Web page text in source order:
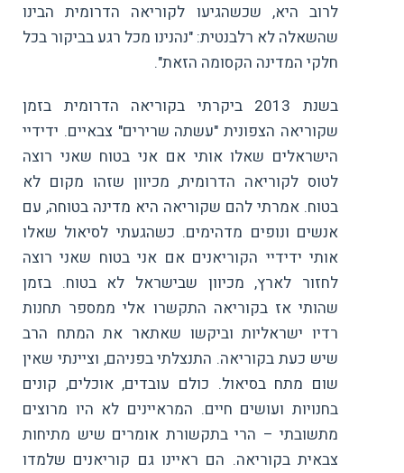
לרוב היא, שכשהגיעו לקוריאה הדרומית הבינו
שהשאלה לא רלבנטית: "נהנינו מכל רגע בביקור בכל
חלקי המדינה הקסומה הזאת".
בשנת 2013 ביקרתי בקוריאה הדרומית בזמן
שקוריאה הצפונית "עשתה שרירים" צבאיים. ידידיי
הישראלים שאלו אותי אם אני בטוח שאני רוצה
לטוס לקוריאה הדרומית, מכיוון שזהו מקום לא
בטוח. אמרתי להם שקוריאה היא מדינה בטוחה, עם
אנשים ונופים מדהימים. כשהגעתי לסיאול שאלו
אותי ידידיי הקוריאנים אם אני בטוח שאני רוצה
לחזור לארץ, מכיוון שבישראל לא בטוח. בזמן
שהותי אז בקוריאה התקשרו אלי ממספר תחנות
רדיו ישראליות וביקשו שאתאר את המתח הרב
שיש כעת בקוריאה. התנצלתי בפניהם, וציינתי שאין
שום מתח בסיאול. כולם עובדים, אוכלים, קונים
בחנויות ועושים חיים. המראיינים לא היו מרוצים
מתשובתי – הרי בתקשורת אומרים שיש מתיחות
צבאית בקוריאה. הם ראיינו גם קוריאנים שלמדו